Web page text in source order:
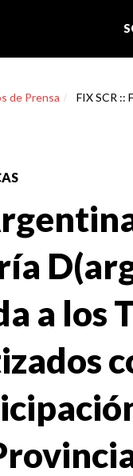
de Prensa FIX SCR ::
a los